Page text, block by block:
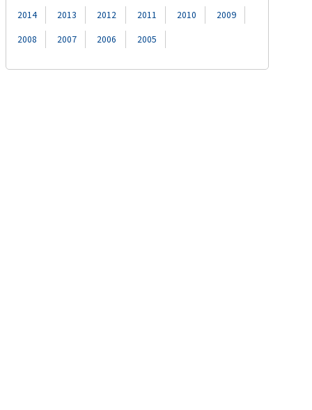
2014
2013 2012 2011 2010
2009
2008
2007 2006 2005